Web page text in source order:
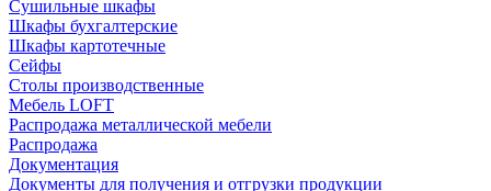
Сушильные шкафы
Шкафы бухгалтерские
Шкафы картотечные
Сейфы
Столы производственные
Мебель LOFT
Распродажа металлической мебели
Распродажа
Документация
Документы для получения и отгрузки продукции